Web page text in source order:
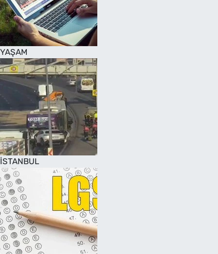
YAŞAM
İSTANBUL
SAĞLIK
TV REHBERİ